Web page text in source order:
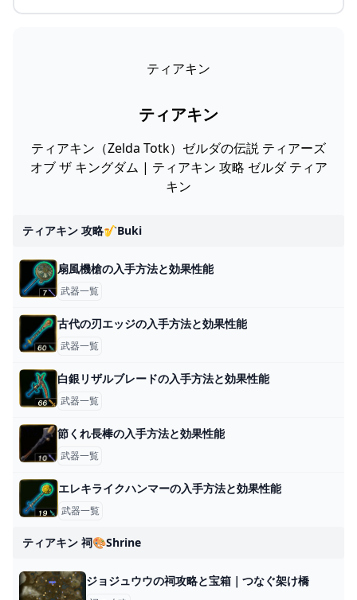
ティアキン
ティアキン
ティアキン（Zelda Totk）ゼルダの伝説 ティアーズ
オブ ザ キングダム | ティアキン 攻略 ゼルダ ティア
キン
ティアキン 攻略🎷buki
扇風機槍の入手方法と効果性能
武器一覧
古代の刃エッジの入手方法と効果性能
武器一覧
白銀リザルブレードの入手方法と効果性能
武器一覧
節くれ長棒の入手方法と効果性能
武器一覧
エレキライクハンマーの入手方法と効果性能
武器一覧
ティアキン 祠🎨shrine
ジョジュウウの祠攻略と宝箱｜つなぐ架け橋